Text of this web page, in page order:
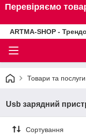
Перевіряємо
ARTMA-SHOP -
Товари та послуги
Usb зарядний
Сортування